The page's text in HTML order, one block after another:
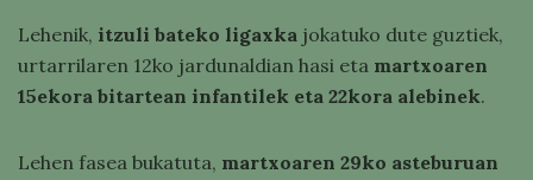
Lehenik, itzuli bateko ligaxka jokatuko dute guztiek,
urtarrilaren 12ko jardunaldian hasi eta martxoaren
15ekora bitartean infantilek eta 22kora alebinek.
Lehen fasea bukatuta, martxoaren 29ko asteburuan